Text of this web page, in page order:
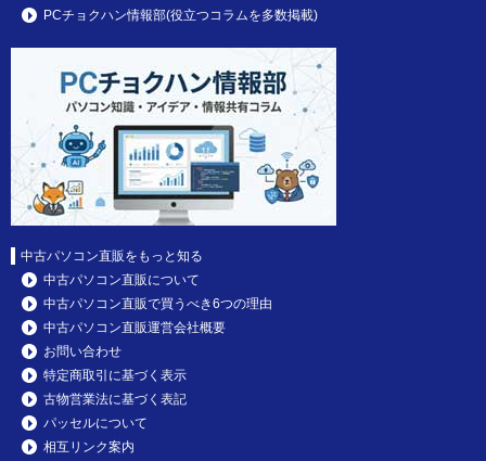
PCチョクハン情報部(役立つコラムを多数掲載)
中古パソコン直販をもっと知る
中古パソコン直販について
中古パソコン直販で買うべき6つの理由
中古パソコン直販運営会社概要
お問い合わせ
特定商取引に基づく表示
古物営業法に基づく表記
パッセルについて
相互リンク案内